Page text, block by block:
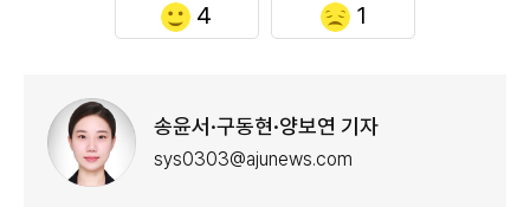
4 1
송윤서·구동현·양보연 기자
sys0303@ajunews.com